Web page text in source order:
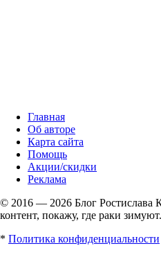
Главная
Об авторе
Карта сайта
Помощь
Акции/скидки
Реклама
© 2016 — 2026 Блог Ростислава
контент, покажу, где раки зимуют.
* Политика конфиденциальности